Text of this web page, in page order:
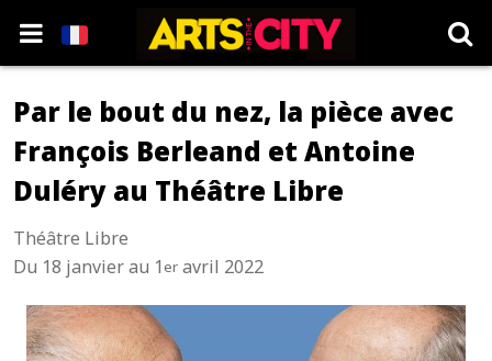
Par le bout du nez, la pièce avec
François Berleand et Antoine
Duléry au Théâtre Libre
Théâtre Libre
Du 18 janvier au 1er avril 2022